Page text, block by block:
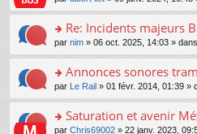
c
e
nt
u
s
ré
c
e
nt
n
le
pl
u
s
ré
c
e
nt
e
n
n
le
pl
u
s
ré
s
a
g
e
n
n
le
pl
er
le
m
e
s
a
g
e
n
n
s
ult
er
le
m
e
s
a
o
n
s
ult
er
le
m
e
Re: Incidents majeurs
par nim » 06 oct. 2025, 14:03 » dans
o
n
s
ult
Annonces sonores
par Le Rail » 01 févr. 2014, 01:39 »
o
Saturation et avenir
par Chris69002 » 22 janv. 2023,